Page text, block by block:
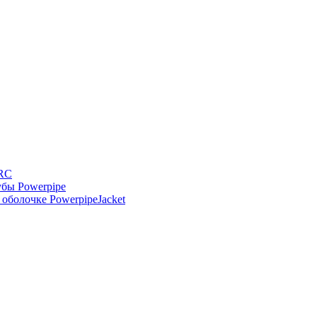
Powerpipe
PowerpipeJacket